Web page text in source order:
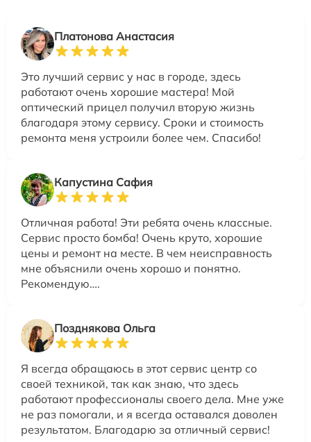
Платонова Анастасия
Это лучший сервис у нас в городе, здесь
работают очень хорошие мастера! Мой
оптический прицел получил вторую жизнь
благодаря этому сервису. Сроки и стоимость
ремонта меня устроили более чем. Спасибо!
Капустина Сафия
Отличная работа! Эти ребята очень классные.
Сервис просто бомба! Очень круто, хорошие
цены и ремонт на месте. В чем неисправность
мне объяснили очень хорошо и понятно.
Рекомендую….
Позднякова Ольга
Я всегда обращаюсь в этот сервис центр со
своей техникой, так как знаю, что здесь
работают профессионалы своего дела. Мне уже
не раз помогали, и я всегда оставался доволен
результатом. Благодарю за отличный сервис!